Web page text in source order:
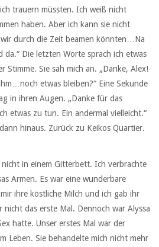
trauern müssten. Ich weiß nicht
haben. Aber ich kann sie nicht
durch die Zeit beamen könnten…Na
da.“ Die letzten Worte sprach ich etwas
Stimme. Sie sah mich an. „Danke, Alex!
etwas bleiben?“ Eine Sekunde
in ihren Augen. „Danke für das
etwas zu tun. Ein andermal vielleicht.“
hinaus. Zurück zu Keikos Quartier.
nicht in einem Gitterbett. Ich verbrachte
Armen. Es war eine wunderbare
ihre köstliche Milch und ich gab ihr
nicht das erste Mal. Dennoch war Alyssa
hatte. Unser erstes Mal war der
Leben. Sie behandelte mich nicht mehr